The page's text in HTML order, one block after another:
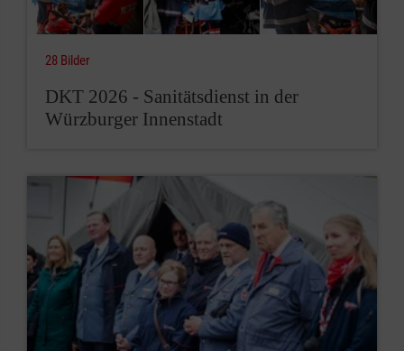
28 Bilder
DKT 2026 - Sanitätsdienst in der
Würzburger Innenstadt